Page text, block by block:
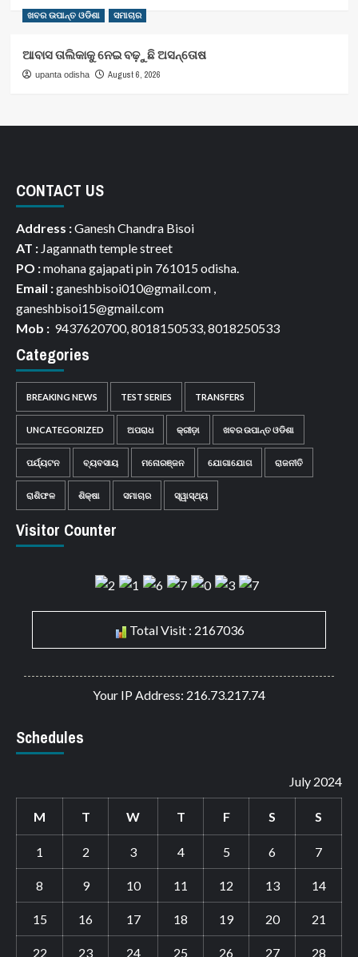
ଖବର ଉପାନ୍ତ ଓଡିଶା ସମାଚାର
ଆବାସ ତାଲିକାକୁ ନେଇ ବଢ଼ୁଛି ଅସନ୍ତୋଷ
upanta odisha August 6, 2026
CONTACT US
Address :Ganesh Chandra Bisoi
AT : Jagannath temple street
PO :mohana gajapati pin 761015 odisha.
Email :ganeshbisoi010@gmail.com ,
ganeshbisoi15@gmail.com
Mob : 9437620700, 8018150533, 8018250533
Categories
BREAKING NEWS TEST SERIES TRANSFERS
UNCATEGORIZED ଅପରାଧ କ୍ରୀଡ଼ା ଖବର ଉପାନ୍ତ ଓଡିଶା
ପର୍ଯ୍ୟଟନ ବ୍ୟବସାୟ ମନୋରଞ୍ଜନ ଯୋଗାଯୋଗ ରାଜନୀତି
ରାଶିଫଳ ଶିକ୍ଷା ସମାଚାର ସ୍ୱାସ୍ଥ୍ୟ
Visitor Counter
Total Visit : 2167036
Your IP Address: 216.73.217.74
Schedules
July 2024
M T W T F S S
1 2 3 4 5 6 7
8 9 10 11 12 13 14
15 16 17 18 19 20 21
22 23 24 25 26 27 28